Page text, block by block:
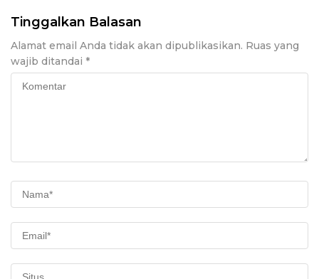
Tinggalkan Balasan
Alamat email Anda tidak akan dipublikasikan. Ruas yang
wajib ditandai *